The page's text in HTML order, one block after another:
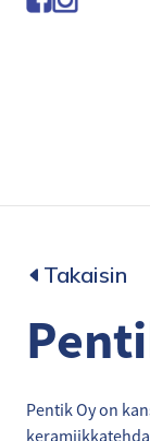
Takaisin
Pentik Oy on